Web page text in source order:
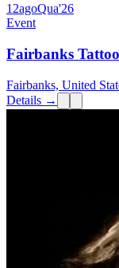
12agoQua'26
Event
Fairbanks
Fairbanks, United
Details →